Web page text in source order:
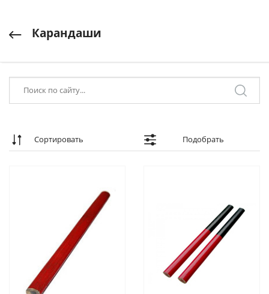
Карандаши
Сортировать Подобрать